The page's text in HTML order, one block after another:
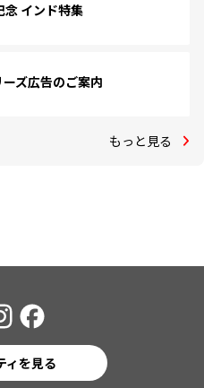
念 インド特集
ーズ広告のご案内
もっと見る
ィを見る